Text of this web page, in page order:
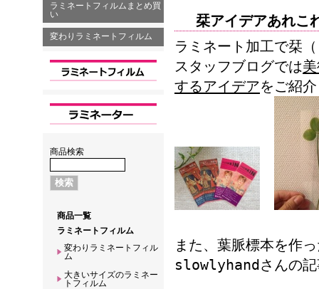
ラミネートフィルムまとめ買
い
変わりラミネートフィルム
商品検索
商品一覧
ラミネートフィルム
変わりラミネートフィル
ム
大きいサイズのラミネー
トフィルム
栞アイデアあれこ
ラミネート加工で栞
スタッフブログでは
するアイデアをご紹
また、葉脈標本を作
slowlyhandさんの記